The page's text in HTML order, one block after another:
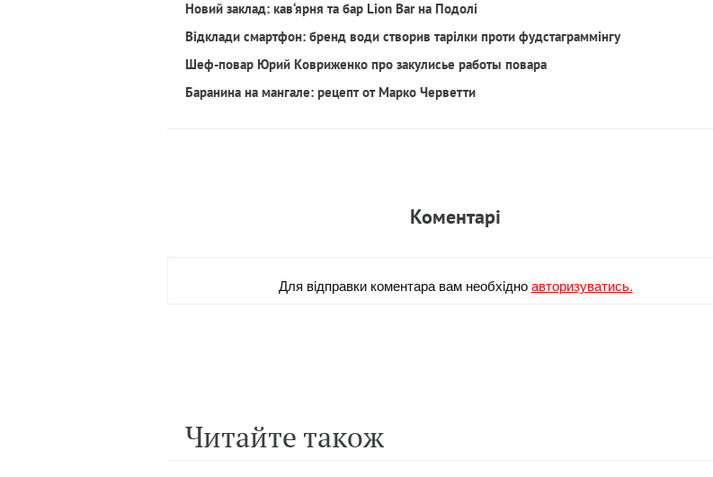
Новий заклад: кав‘ярня та бар Lion Bar на Подолі
Відклади смартфон: бренд води створив тарілки проти фудстаграммінгу
Шеф-повар Юрий Ковриженко про закулисье работы повара
Баранина на мангале: рецепт от Марко Черветти
Коментарi
Для вiдправки коментара вам необхiдноавторизуватись.
Читайте також